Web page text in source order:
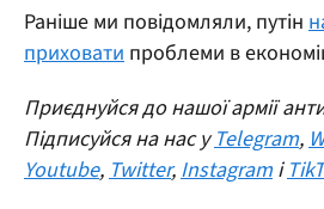
Раніше ми повідомляли, путін
приховати проблеми в
Приєднуйся до нашої армії
Підписуйся на нас уTelegram,
Youtube,Twitter,Instagram і